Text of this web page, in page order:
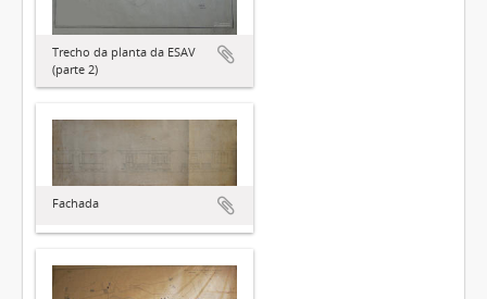
Trecho da planta da ESAV
(parte 2)
Fachada